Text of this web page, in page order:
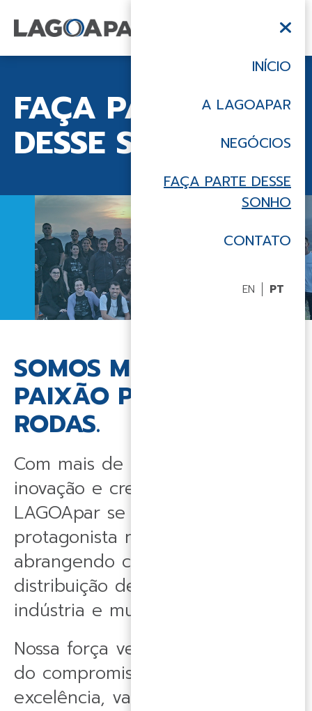
INÍCIO
A LAGOAPAR
NEGÓCIOS
FAÇA PARTE DESSE
SONHO
CONTATO
EN PT
FAÇA PARTE
DESSE SONHO
SOMOS MOVIDOS PELA
PAIXÃO POR DUAS
RODAS.
Com mais de quatro décadas de
inovação e crescimento, a
LAGOApar se destaca como
protagonista no mercado,
abrangendo concessionárias,
distribuição de peças, vestuário,
indústria e muito mais.
Nossa força vem das parcerias e
do compromisso com a
excelência, valorizando cada